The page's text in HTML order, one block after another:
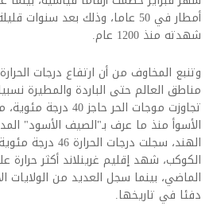
أمطار في 50 عاما، وذلك بعد
شهدته منذ 1200 عام.
وتنبع المخاوف من أن ارتفاع درجات
مناطق العالم حتى الباردة والمطيرة
تجاوزت موجات الحر
الهند، سجلت درجات
الكوكب، شهد إقليم غرينلاند أكثر حرارة
الماضي، بينما سجل العديد من الولايات
دفئا في تاريخها.